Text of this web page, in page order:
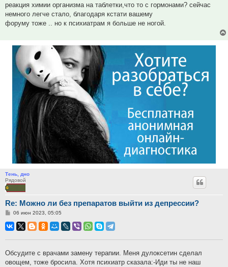
реакция химии организма на таблетки,что то с гормонами? сейчас
немного легче стало, благодаря кстати вашему
форуму тоже .. но к психиатрам я больше не ногой.
Тень, дно
Рядовой
Re: Можно ли без препаратов выйти из депрессии?
Сообщение
06 июн 2023, 05:05
Обсудите с врачами замену терапии. Меня дулоксетин сделал
овощем, тоже бросила. Хотя психиатр сказала:-Иди ты не наш